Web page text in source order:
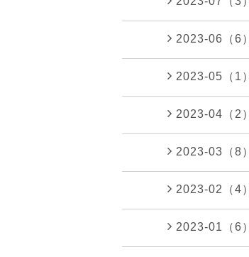
2023-06（6）
2023-05（1）
2023-04（2）
2023-03（8）
2023-02（4）
2023-01（6）